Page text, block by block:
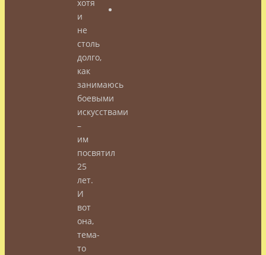
хотя
и
не
столь
долго,
как
занимаюсь
боевыми
искусствами
–
им
посвятил
25
лет.
И
вот
она,
тема-
то